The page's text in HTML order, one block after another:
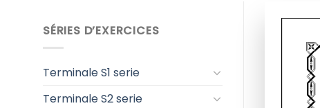
SÉRIES D’EXERCICES
Terminale S1 serie
Terminale S2 serie